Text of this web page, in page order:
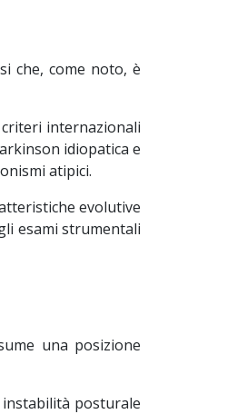
che, come noto, è
internazionali
idiopatica e
atipici.
evolutive
esami strumentali
una posizione
posturale